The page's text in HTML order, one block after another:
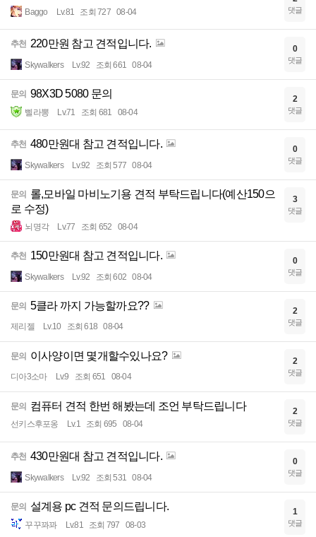
Baggo Lv.81 조회 727 08-04 댓글
추천 220만원 참고 견적입니다.
Skywalkers Lv.92 조회 661 08-04
0
댓글
문의 98X3D 5080 문의
삘라뽕 Lv.71 조회 681 08-04
2
댓글
추천 480만원대 참고 견적입니다.
Skywalkers Lv.92 조회 577 08-04
0
댓글
문의
롤,모바일 마비노기용 견적 부탁드립니다(예산150으
로 수정)
뇌명각 Lv.77 조회 652 08-04
3
댓글
추천 150만원대 참고 견적입니다.
Skywalkers Lv.92 조회 602 08-04
0
댓글
문의 5클라 까지 가능할까요??
제리젤 Lv.10 조회 618 08-04
2
댓글
문의 이사양이면 몇개할수있나요?
디아3소마 Lv.9 조회 651 08-04
2
댓글
문의 컴퓨터 견적 한번 해봤는데 조언 부탁드립니다
선키스후포옹 Lv.1 조회 695 08-04
2
댓글
추천 430만원대 참고 견적입니다.
Skywalkers Lv.92 조회 531 08-04
0
댓글
문의 설계용 pc 견적 문의드립니다.
꾸꾸꽈꽈 Lv.81 조회 797 08-03
1
댓글